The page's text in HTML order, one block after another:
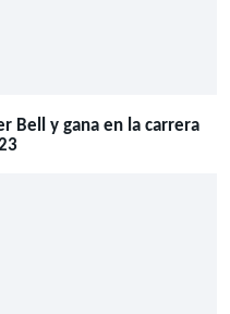
Bell y gana en la carrera